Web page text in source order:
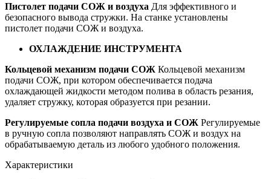
Пистолет подачи СОЖ и воздуха Для эффективного и
безопасного вывода стружки. На станке установлены
пистолет подачи СОЖ и воздуха.
ОХЛАЖДЕНИЕ ИНСТРУМЕНТА
Кольцевой механизм подачи СОЖ Кольцевой механизм
подачи СОЖ, при котором обеспечивается подача
охлаждающей жидкости методом полива в область резания,
удаляет стружку, которая образуется при резании.
Регулируемые сопла подачи воздуха и СОЖ Регулируемые
в ручную сопла позволяют направлять СОЖ и воздух на
обрабатываемую деталь из любого удобного положения.
Характеристики